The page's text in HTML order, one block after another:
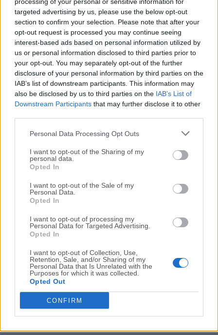
targeted advertising by us, please use the below opt-out
section to confirm your selection. Please note that after your
opt-out request is processed you may continue seeing
interest-based ads based on personal information utilized by
us or personal information disclosed to third parties prior to
your opt-out. You may separately opt-out of the further
disclosure of your personal information by third parties on the
IAB’s list of downstream participants. This information may
also be disclosed by us to third parties on the IAB’s List of
Downstream Participants that may further disclose it to other
Personal Data Processing Opt Outs
I want to opt-out of the Sharing of my
personal data.
Opted In
I want to opt-out of the Sale of my
Personal Data.
Opted In
I want to opt-out of processing my
Personal Data for Targeted Advertising.
Opted In
I want to opt-out of Collection, Use,
Retention, Sale, and/or Sharing of my
Personal Data that Is Unrelated with the
Purposes for which it was collected.
Opted Out
CONFIRM
reseña, simplemente haz clic aquí.
Todas las versiones antiguas distribuidas en nuestro
sitio web son completamente libres de virus y están
disponibles para su descarga sin costo alguno.
Nos encantaría saber de ti
háznoslo saber. ¡Valoramos tu opinión!
Descargar UC Browser for Windows
5.2.2509.1041